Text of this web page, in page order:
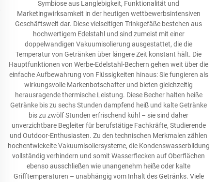
Symbiose aus Langlebigkeit, Funktionalität und
Marketingwirksamkeit in der heutigen wettbewerbsintensiven
Geschäftswelt dar. Diese vielseitigen Trinkgefäße bestehen aus
hochwertigem Edelstahl und sind zumeist mit einer
doppelwandigen Vakuumisolierung ausgestattet, die die
Temperatur von Getränken über längere Zeit konstant hält. Die
Hauptfunktionen von Werbe-Edelstahl-Bechern gehen weit über die
einfache Aufbewahrung von Flüssigkeiten hinaus: Sie fungieren als
wirkungsvolle Markenbotschafter und bieten gleichzeitig
herausragende thermische Leistung. Diese Becher halten heiße
Getränke bis zu sechs Stunden dampfend heiß und kalte Getränke
bis zu zwölf Stunden erfrischend kühl – sie sind daher
unverzichtbare Begleiter für berufstätige Fachkräfte, Studierende
und Outdoor-Enthusiasten. Zu den technischen Merkmalen zählen
hochentwickelte Vakuumisoliersysteme, die Kondenswasserbildung
vollständig verhindern und somit Wasserflecken auf Oberflächen
ebenso ausschließen wie unangenehm heiße oder kalte
Grifftemperaturen – unabhängig vom Inhalt des Getränks. Viele